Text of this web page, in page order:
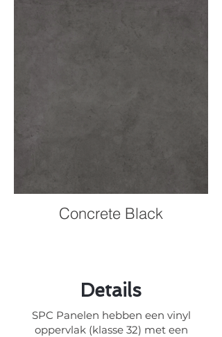
Concrete Black
Details
SPC Panelen hebben een vinyl
oppervlak (klasse 32) met een